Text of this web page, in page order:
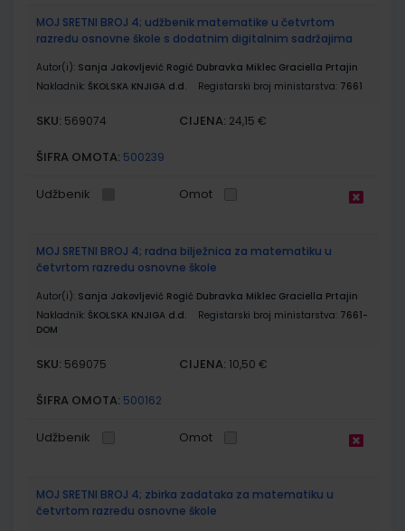
MOJ SRETNI BROJ 4; udžbenik matematike u četvrtom
razredu osnovne škole s dodatnim digitalnim sadržajima
Autor(i): Sanja Jakovljević Rogić Dubravka Miklec Graciella Prtajin
Nakladnik: ŠKOLSKA KNJIGA d.d. Registarski broj ministarstva: 7661
SKU: 569074 CIJENA: 24,15 €
ŠIFRA OMOTA: 500239
Udžbenik Omot
MOJ SRETNI BROJ 4; radna bilježnica za matematiku u
četvrtom razredu osnovne škole
Autor(i): Sanja Jakovljević Rogić Dubravka Miklec Graciella Prtajin
Nakladnik: ŠKOLSKA KNJIGA d.d. Registarski broj ministarstva: 7661-
DOM
SKU: 569075 CIJENA: 10,50 €
ŠIFRA OMOTA: 500162
Udžbenik Omot
MOJ SRETNI BROJ 4; zbirka zadataka za matematiku u
četvrtom razredu osnovne škole